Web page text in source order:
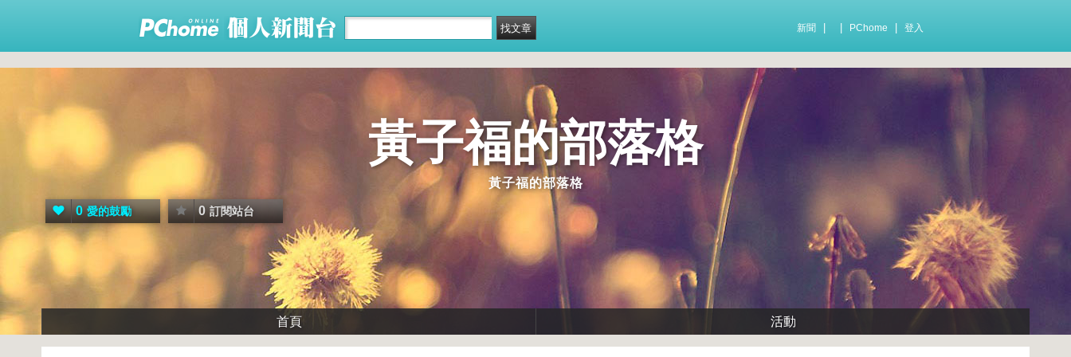
新聞 PChome 登入
黃子福的部落格
黃子福的部落格
0 愛的鼓勵 0 訂閱站台
首頁 活動